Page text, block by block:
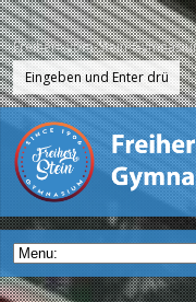
Freiherr-vom-Stein-